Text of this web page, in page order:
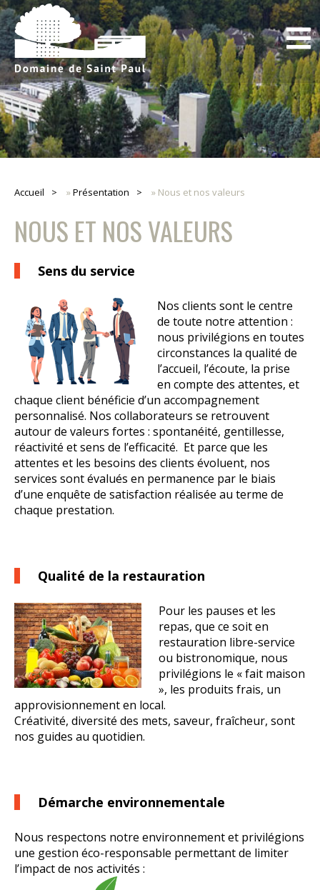
Accueil »Présentation » Nous et nos valeurs
NOUS ET NOS VALEURS
Sens du service
Nos clients sont le centre
de toute notre attention :
nous privilégions en toutes
circonstances la qualité de
l’accueil, l’écoute, la prise
en compte des attentes, et
chaque client bénéficie d’un accompagnement
personnalisé. Nos collaborateurs se retrouvent
autour de valeurs fortes : spontanéité, gentillesse,
réactivité et sens de l’efficacité. Et parce que les
attentes et les besoins des clients évoluent, nos
services sont évalués en permanence par le biais
d’une enquête de satisfaction réalisée au terme de
chaque prestation.
Qualité de la restauration
Pour les pauses et les
repas, que ce soit en
restauration libre-service
ou bistronomique, nous
privilégions le « fait maison
», les produits frais, un
approvisionnement en local.
Créativité, diversité des mets, saveur, fraîcheur, sont
nos guides au quotidien.
Démarche environnementale
Nous respectons notre environnement et privilégions
une gestion éco-responsable permettant de limiter
l’impact de nos activités :